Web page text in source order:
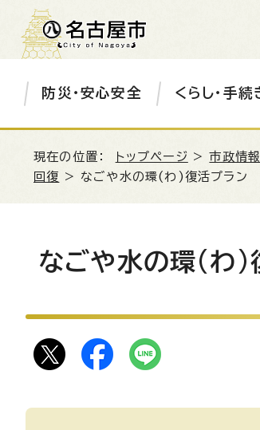
防災・安心安全 くらし・手続
現在の位置： トップページ >市政情報
回復
> なごや水の環(わ)復活プラン
なごや水の環(わ)